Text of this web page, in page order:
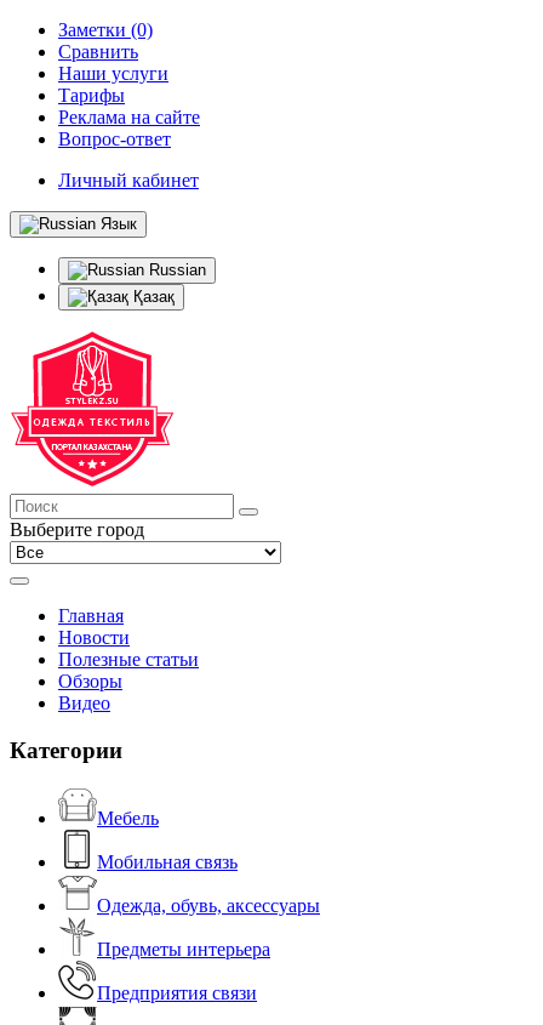
Заметки (0)
Сравнить
Наши услуги
Тарифы
Реклама на сайте
Вопрос-ответ
Личный кабинет
Язык
Russian
Қазақ
Выберите город
Главная
Новости
Полезные статьи
Обзоры
Видео
Категории
Мебель
Мобильная связь
Одежда, обувь, аксессуары
Предметы интерьера
Предприятия связи